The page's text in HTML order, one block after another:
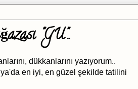
"GU"..
dükkanlarını yazıyorum..
en iyi, en güzel şekilde tatilini